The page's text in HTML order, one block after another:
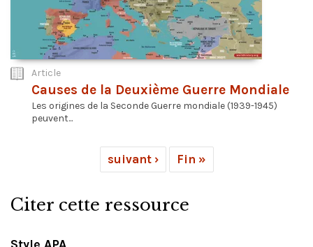
Article
Causes de la Deuxième Guerre Mondiale
Les origines de la Seconde Guerre mondiale (1939-1945)
peuvent...
suivant › Fin »
Citer cette ressource